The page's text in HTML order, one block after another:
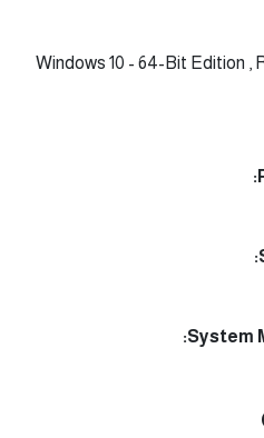
Windows 10 - 64-Bit Edition ,
System